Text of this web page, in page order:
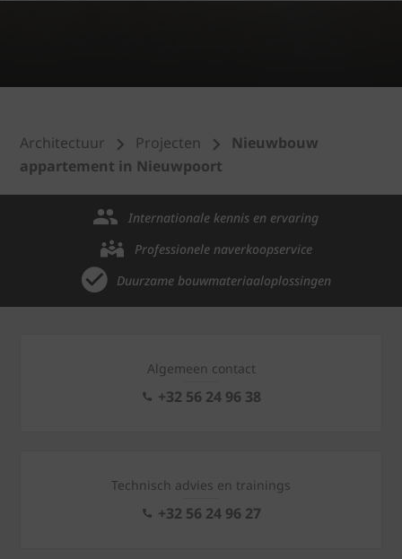
Architectuur Projecten
Nieuwbouw
appartement in Nieuwpoort
Internationale kennis en ervaring
Professionele naverkoopservice
Duurzame bouwmateriaaloplossingen
Algemeen contact
+32 56 24 96 38
Technisch advies en trainings
+32 56 24 96 27